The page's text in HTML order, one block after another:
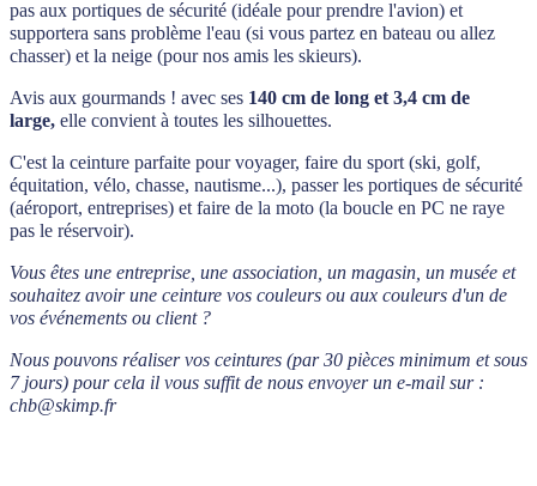
pas aux portiques de sécurité (idéale pour prendre l'avion) et
supportera sans problème l'eau (si vous partez en bateau ou allez
chasser) et la neige (pour nos amis les skieurs).
Avis aux gourmands ! avec ses 140 cm de long et 3,4 cm de
large, elle convient à toutes les silhouettes.
C'est la ceinture parfaite pour voyager, faire du sport (ski, golf,
équitation, vélo, chasse, nautisme...), passer les portiques de sécurité
(aéroport, entreprises) et faire de la moto (la boucle en PC ne raye
pas le réservoir).
Vous êtes une entreprise, une association, un magasin, un musée et
souhaitez avoir une ceinture vos couleurs ou aux couleurs d'un de
vos événements ou client ?
Nous pouvons réaliser vos ceintures (par 30 pièces minimum et sous
7 jours) pour cela il vous suffit de nous envoyer un e-mail sur :
chb@skimp.fr